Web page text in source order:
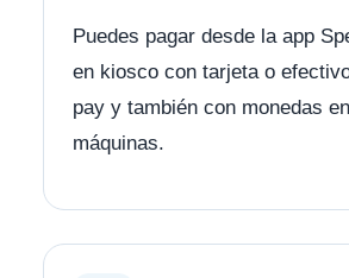
Puedes pagar desde la app
en kiosco con tarjeta o
pay y también con monedas
máquinas.